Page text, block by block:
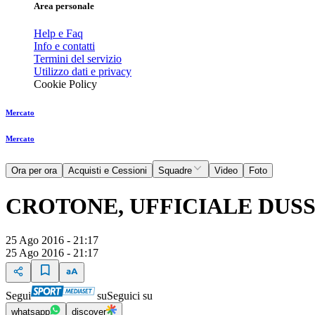
Area personale
Help e Faq
Info e contatti
Termini del servizio
Utilizzo dati e privacy
Cookie Policy
Mercato
Mercato
Ora per ora Acquisti e Cessioni Squadre Video Foto
CROTONE, UFFICIALE
25 Ago 2016 - 21:17
25 Ago 2016 - 21:17
Segui suSeguici su
whatsapp discover